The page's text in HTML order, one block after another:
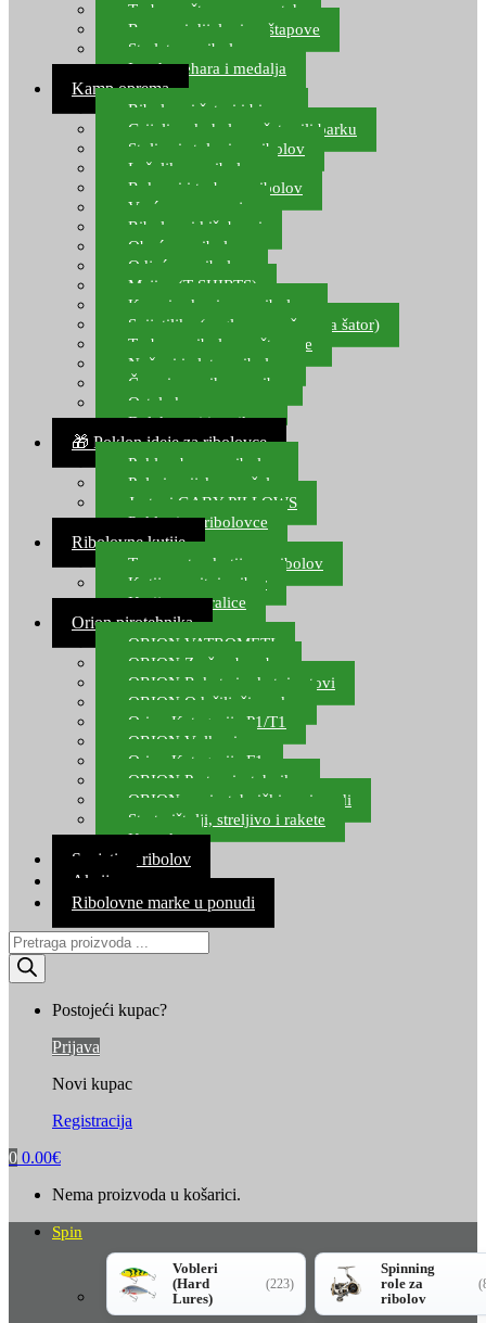
Torbe za štapove – match
Rezervni dijelovi za štapove
Starlete za ribolov
Izrada pehara i medalja
Kamp oprema
Ribolovni šatori i bivvy
Grijalice, kuhala za šator ili barku
Stolice i stolovi za ribolov
Ležaljke za ribolov
Ruksaci i torbe za ribolov
Vreće za spavanje
Ribolovni kišobrani
Obuća za ribolov
Odjeća za ribolov
Majice (T-SHIRTS)
Kape i rukavice za ribolov
Svijetiljke (naglavne, ručne, za šator)
Torbe za ribolovne štapove
Noževi i alat za ribolov
Čamci za prihranu ribe
Ostala kamp oprema
Dalekozori i optika
🎁 Poklon ideje za ribolovce
Poklon bon za ribolov
Polarizacijske naočale
Jastuci GABY PILLOWS
Pokloni za ribolovce
Ribolovne kutije
Transportne kutije za ribolov
Kutije za sitni pribor
Kutije za varalice
Orion pirotehnika
ORION VATROMETI
ORION Zračne bombe
ORION Rakete i raketni setovi
ORION Odašiljači zvuka
Orion Kategorija P1/T1
ORION Vulkani
Orion Kategorija F1
ORION Party pirotehnika
ORION nepirotehnički proizvodi
Start pištolji, streljivo i rakete
Kontakt
Savjeti za ribolov
Akcija
Ribolovne marke u ponudi
Products
search
Postojeći kupac?
Prijava
Novi kupac
Registracija
0 0.00€
Nema proizvoda u košarici.
Spin
Vobleri
(Hard
Lures)
(223)
Spinning
role za
ribolov